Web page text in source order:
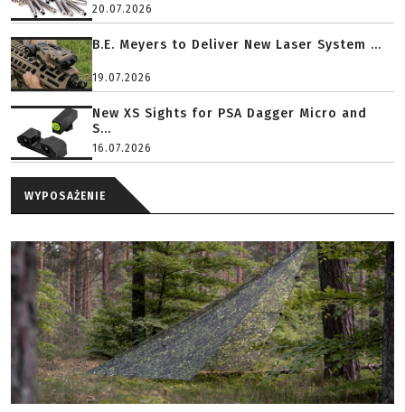
20.07.2026
B.E. Meyers to Deliver New Laser System ...
19.07.2026
New XS Sights for PSA Dagger Micro and
S...
16.07.2026
WYPOSAŻENIE